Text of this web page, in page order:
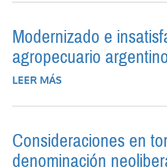
DICIEMBRE DEL
Modernizado e
agropecuario
LEER MÁS
AGROPECUARIO
Consideraciones en
denominación